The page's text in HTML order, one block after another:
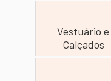
Vestuário e
Calçados